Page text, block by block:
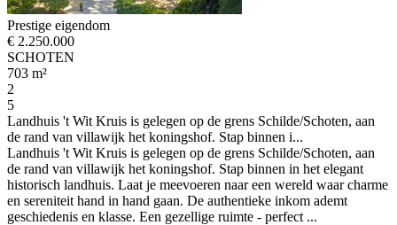
Prestige eigendom
€ 2.250.000
SCHOTEN
703 m²
2
5
Landhuis 't Wit Kruis is gelegen op de grens Schilde/Schoten, aan
de rand van villawijk het koningshof. Stap binnen i...
Landhuis 't Wit Kruis is gelegen op de grens Schilde/Schoten, aan
de rand van villawijk het koningshof. Stap binnen in het elegant
historisch landhuis. Laat je meevoeren naar een wereld waar charme
en sereniteit hand in hand gaan. De authentieke inkom ademt
geschiedenis en klasse. Een gezellige ruimte - perfect ...